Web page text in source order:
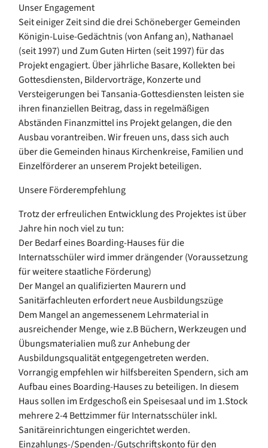
Unser Engagement
Seit einiger Zeit sind die drei Schöneberger Gemeinden
Königin-Luise-Gedächtnis (von Anfang an), Nathanael
(seit 1997) und Zum Guten Hirten (seit 1997) für das
Projekt engagiert. Über jährliche Basare, Kollekten bei
Gottesdiensten, Bildervorträge, Konzerte und
Versteigerungen bei Tansania-Gottesdiensten leisten sie
ihren finanziellen Beitrag, dass in regelmäßigen
Abständen Finanzmittel ins Projekt gelangen, die den
Ausbau vorantreiben. Wir freuen uns, dass sich auch
über die Gemeinden hinaus Kirchenkreise, Familien und
Einzelförderer an unserem Projekt beteiligen.
Unsere Förderempfehlung
Trotz der erfreulichen Entwicklung des Projektes ist über
Jahre hin noch viel zu tun:
Der Bedarf eines Boarding-Hauses für die
Internatsschüler wird immer drängender (Voraussetzung
für weitere staatliche Förderung)
Der Mangel an qualifizierten Maurern und
Sanitärfachleuten erfordert neue Ausbildungszüge
Dem Mangel an angemessenem Lehrmaterial in
ausreichender Menge, wie z.B Büchern, Werkzeugen und
Übungsmaterialien muß zur Anhebung der
Ausbildungsqualität entgegengetreten werden.
Vorrangig empfehlen wir hilfsbereiten Spendern, sich am
Aufbau eines Boarding-Hauses zu beteiligen. In diesem
Haus sollen im Erdgeschoß ein Speisesaal und im 1.Stock
mehrere 2-4 Bettzimmer für Internatsschüler inkl.
Sanitäreinrichtungen eingerichtet werden.
Einzahlungs-/Spenden-/Gutschriftskonto für den